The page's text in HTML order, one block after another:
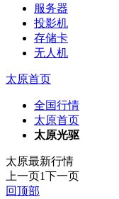
服务器
投影机
存储卡
无人机
太原首页
全国行情
太原首页
太原光驱
太原最新行情
上一页1下一页
回顶部